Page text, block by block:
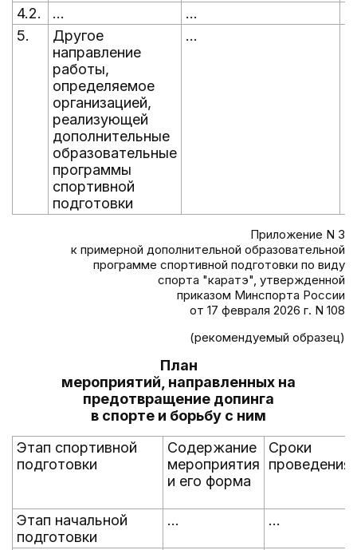
4.2. ... ...
5.
Другое
направление
работы,
определяемое
организацией,
реализующей
дополнительные
образовательные
программы
спортивной
подготовки
...
Приложение N 3
к примерной дополнительной образовательной
программе спортивной подготовки по виду
спорта "каратэ", утвержденной
приказом Минспорта России
от 17 февраля 2026 г. N 108
(рекомендуемый образец)
План
мероприятий, направленных на
предотвращение допинга
в спорте и борьбу с ним
Этап спортивной
подготовки
Содержание
мероприятия
и его форма
Сроки
проведения
Этап начальной
подготовки
... ...